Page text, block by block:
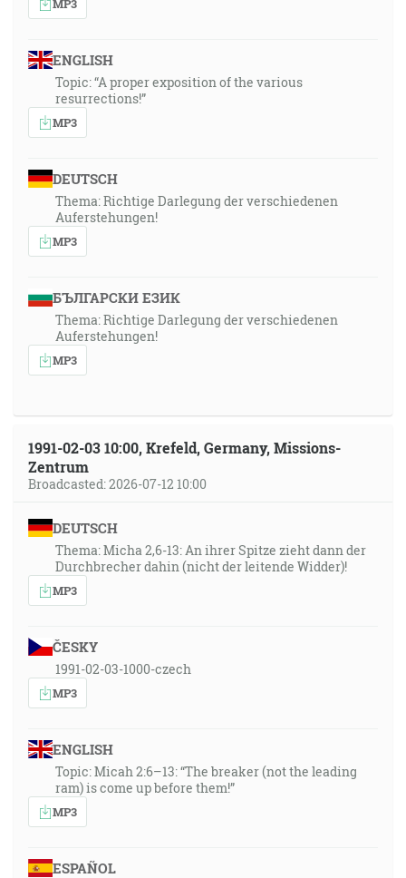
ENGLISH
Topic: “A proper exposition of the various
resurrections!”
MP3
DEUTSCH
Thema: Richtige Darlegung der verschiedenen
Auferstehungen!
MP3
БЪЛГАРСКИ ЕЗИК
Thema: Richtige Darlegung der verschiedenen
Auferstehungen!
MP3
1991-02-03 10:00, Krefeld, Germany, Missions-
Zentrum
Broadcasted: 2026-07-12 10:00
DEUTSCH
Thema: Micha 2,6-13: An ihrer Spitze zieht dann der
Durchbrecher dahin (nicht der leitende Widder)!
MP3
ČESKY
1991-02-03-1000-czech
MP3
ENGLISH
Topic: Micah 2:6–13: “The breaker (not the leading
ram) is come up before them!”
MP3
ESPAÑOL